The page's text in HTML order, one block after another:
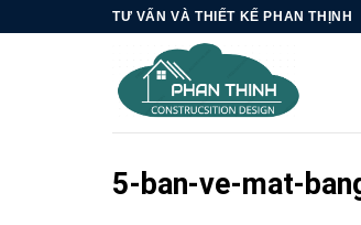
TƯ VẤN VÀ THIẾT KẾ PHAN THỊNH
5-ban-ve-mat-